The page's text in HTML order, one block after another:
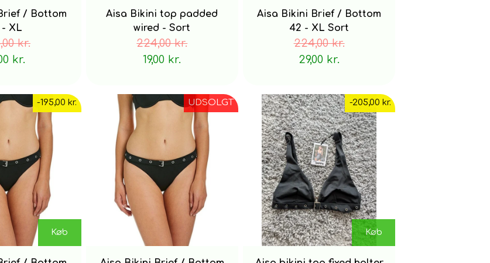
/ Bottom
- XL
kr.
kr.
Aisa Bikini top padded
wired - Sort
224,00 kr.
19,00 kr.
Aisa Bikini Brief / Bottom
42 - XL Sort
224,00 kr.
29,00 kr.
-195,00 kr.
Køb
UDSOLGT -205,00 kr.
Køb